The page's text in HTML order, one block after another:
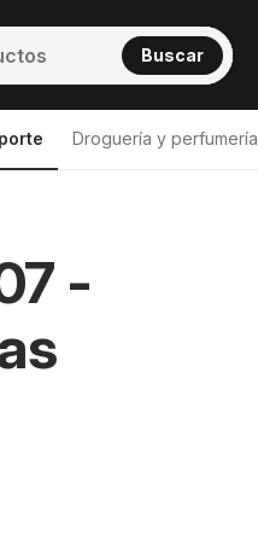
Buscar
Droguería y perfumería
-